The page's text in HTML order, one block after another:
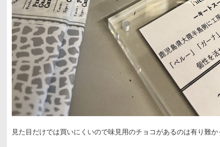
見た目だけでは買いにくいので味見用のチョコがあるのは有り難